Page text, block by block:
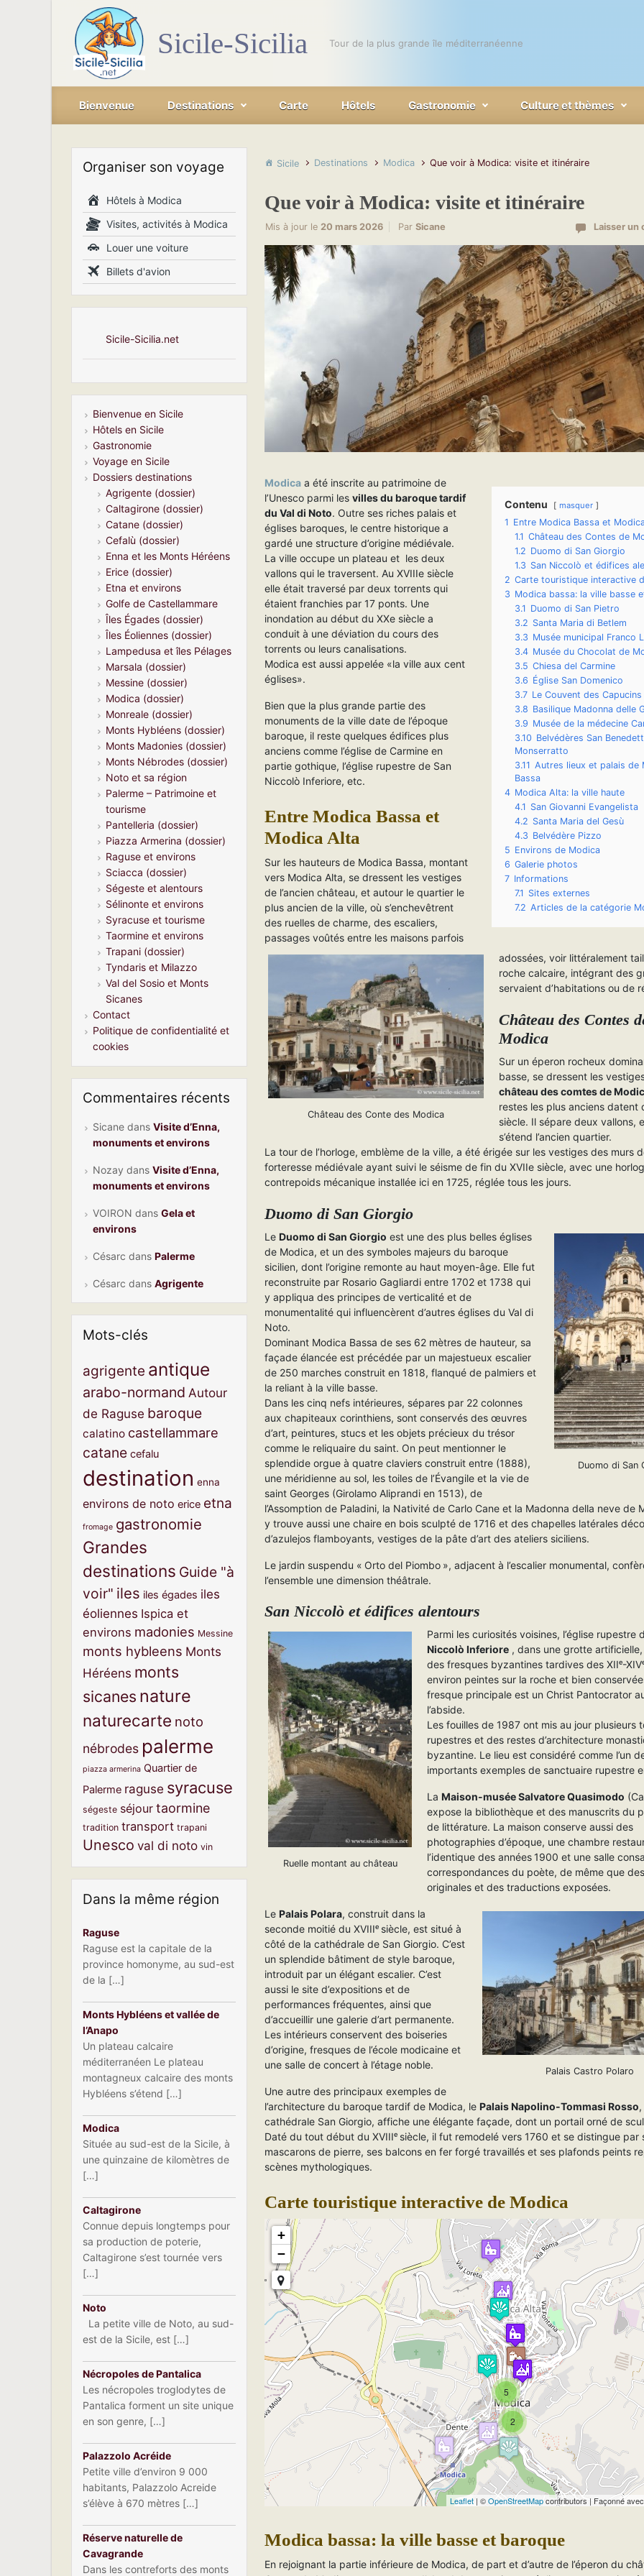
Skip to main content
Sicile-Sicilia Tour de la plus grande île méditerranéenne
Bienvenue Destinations Carte Hôtels Gastronomie Culture et thèmes
Sicile Destinations Modica Que voir à Modica: visite et itinéraire
Que voir à Modica: visite et itinéraire
Mis à jour le20 mars 2026 ParSicane Laisser un
Contenu masquer
1 Entre Modica Bassa et
1.1 Château des Contes de
1.2 Duomo di San Giorgio
1.3 San Niccolò et édifices
2 Carte touristique interactive
3 Modica bassa: la ville basse
3.1 Duomo di San Pietro
3.2 Santa Maria di Betlem
3.3 Musée municipal Franco
3.4 Musée du Chocolat de
3.5 Chiesa del Carmine
3.6 Église San Domenico
3.7 Le Couvent des Capucins
3.8 Basilique Madonna delle
3.9 Musée de la médecine
3.10 Belvédères San
Monserratto
3.11 Autres lieux et palais de
Bassa
4 Modica Alta: la ville haute
4.1 San Giovanni Evangelista
4.2 Santa Maria del Gesù
4.3 Belvédère Pizzo
5 Environs de Modica
6 Galerie photos
7 Informations
7.1 Sites externes
7.2 Articles de la catégorie
Modica a été inscrite au patrimoine de
l’Unesco parmi lesvilles du baroque tardif
du Val di Noto. Outre ses riches palais et
églises baroques, le centre historique a
gardé une structure d’origine médiévale.
La ville occupe un plateau et les deux
vallons qui le traversent. Au XVIIIe siècle
elle était traversé par deux torrents qui
étaient franchies par 17 ponts. Une
inondation au début du XXe siècle a
conduit à une déviation du cours des
torrents ou leurs canalisations.
Modica est aussi appelée «la ville aux cent
églises».
Bien que la plus grande partie des
monuments de la ville date de l’époque
baroque, il reste quelques édifices plus
anciens comme l’église de Carmine en
partie gothique, l’église rupestre de San
Niccolò Inferiore, etc.
Entre Modica Bassa et
Modica Alta
Château des Conte des Modica
Sur les hauteurs de Modica Bassa, montant
vers Modica Alta, se dressent les vestiges
de l’ancien château, et autour le quartier le
plus ancien de la ville, où s’enchevêtrent
des ruelles de charme, des escaliers,
passages voûtés entre les maisons parfois
adossées, voir littéralement
roche calcaire, intégrant des
servaient d’habitations ou de
Château des Contes
Modica
Sur un éperon rocheux
basse, se dressent les
château des comtes de
restes les plus anciens datent
siècle. Il sépare deux vallons,
s’étend l’ancien quartier.
La tour de l’horloge, emblème de la ville, a été érigée sur les vestiges des murs
forteresse médiévale ayant suivi le séisme de fin du XVIIe siècle, avec une
contrepoids mécanique installée ici en 1725, réglée tous les jours.
Duomo di San Giorgio
Duomo di San
LeDuomo di San Giorgio est une des plus belles églises
de Modica, et un des symboles majeurs du baroque
sicilien, dont l’origine remonte au haut moyen-âge. Elle fut
reconstruite par Rosario Gagliardi entre 1702 et 1738 qui
y appliqua des principes de verticalité et de
monumentalité qui influencèrent d’autres églises du Val di
Noto.
Dominant Modica Bassa de ses 62 mètres de hauteur, sa
façade élancée est précédée par un majestueux escalier
de 250 marches construit en 1818, flanqué de palmiers et
la reliant à la ville basse.
Dans les cinq nefs intérieures, sépares par 22 colonnes
aux chapiteaux corinthiens, sont conservés des œuvres
d’art, peintures, stucs et les objets précieux du trésor
comme le reliquaire du saint. On peut mentionner le
splendide orgue à quatre claviers construit entre (1888),
une méridienne au sol, les toiles de l’Évangile et la vie de
saint Georges (Girolamo Aliprandi en 1513), de
l’Assomption de Paladini, la Nativité de Carlo Cane et la Madonna della neve de
y trouve aussi une chaire en bois sculpté de 1716 et des chapelles latérales
d’azulejos flamboyants, vestiges de la pâte d’art des ateliers siciliens.
Le jardin suspendu « Orto del Piombo », adjacent à l’escalier monumental,
l’ensemble une dimension théâtrale.
San Niccolò et édifices alentours
Ruelle montant au château
Parmi les curiosités voisines, l’église rupestre
Niccolò Inferiore , dans une grotte
des fresques byzantines tardives des XIIᵉ-
environ peintes sur la roche et bien
fresque principale est un Christ Pantocrator
l’abside.
Les fouilles de 1987 ont mis au jour plusieurs
rupestres et des restes d’architecture
byzantine. Le lieu est considéré comme l’un
importants exemples de sanctuaire rupestre
LaMaison-musée Salvatore Quasimodo
expose la bibliothèque et des manuscrits du
de littérature. La maison conserve aussi des
photographies d’époque, une chambre
l’identique des années 1900 et une salle
correspondances du poète, de même que
originales et des traductions exposées.
Palais Castro Polaro
LePalais Polara, construit dans la
seconde moitié du XVIIIᵉ siècle, est situé à
côté de la cathédrale de San Giorgio. C’est
un splendide bâtiment de style baroque,
introduit par un élégant escalier. C’est
aussi le site d’expositions et de
performances fréquentes, ainsi que
d’accueillir une galerie d’art permanente.
Les intérieurs conservent des boiseries
d’origine, fresques de l’école modicaine et
une salle de concert à l’étage noble.
Une autre des principaux exemples de
l’architecture du baroque tardif de Modica, lePalais Napolino-Tommasi Rosso
cathédrale San Giorgio, affiche une élégante façade, dont un portail orné de
Daté du tout début du XVIIIᵉ siècle, il fut remodelé vers 1760 et se distingue par
mascarons de pierre, ses balcons en fer forgé travaillés et ses plafonds peints
scènes mythologiques.
Carte touristique interactive de Modica
Travelers' Map is loading...
If you see this after your page is loaded completely,
leafletJS files are missing.
2
5
+
−
Leaflet| ©OpenStreetMapcontributors | Façonné avec
Modica bassa: la ville basse et baroque
En rejoignant la partie inférieure de Modica, de part et d’autre de l’éperon du
Organiser son voyage
Hôtels à Modica
Visites, activités à Modica
Louer une voiture
Billets d'avion
Sicile-Sicilia.net
Bienvenue en Sicile
Hôtels en Sicile
Gastronomie
Voyage en Sicile
Dossiers destinations
Agrigente (dossier)
Caltagirone (dossier)
Catane (dossier)
Cefalù (dossier)
Enna et les Monts Héréens
Erice (dossier)
Etna et environs
Golfe de Castellammare
Îles Égades (dossier)
Îles Éoliennes (dossier)
Lampedusa et îles Pélages
Marsala (dossier)
Messine (dossier)
Modica (dossier)
Monreale (dossier)
Monts Hybléens (dossier)
Monts Madonies (dossier)
Monts Nébrodes (dossier)
Noto et sa région
Palerme – Patrimoine et
tourisme
Pantelleria (dossier)
Piazza Armerina (dossier)
Raguse et environs
Sciacca (dossier)
Ségeste et alentours
Sélinonte et environs
Syracuse et tourisme
Taormine et environs
Trapani (dossier)
Tyndaris et Milazzo
Val del Sosio et Monts
Sicanes
Contact
Politique de confidentialité et
cookies
Commentaires récents
Sicane dansVisite d’Enna,
monuments et environs
Nozay dansVisite d’Enna,
monuments et environs
VOIRON dansGela et
environs
Césarc dansPalerme
Césarc dansAgrigente
Mots-clés
agrigente antique
arabo-normand Autour
de Raguse baroque
calatino castellammare
catane cefalu
destination enna
environs de noto erice etna
fromage gastronomie
Grandes
destinations Guide "à
voir" iles iles égades iles
éoliennes Ispica et
environs madonies Messine
monts hybleens Monts
Héréens monts
sicanes nature
naturecarte noto
nébrodes palerme
piazza armerina Quartier de
Palerme raguse syracuse
ségeste séjour taormine
tradition transport trapani
Unesco val di noto vin
Dans la même région
Raguse
Raguse est la capitale de la
province homonyme, au sud-est
de la […]
Monts Hybléens et vallée de
l’Anapo
Un plateau calcaire
méditerranéen Le plateau
montagneux calcaire des monts
Hybléens s’étend […]
Modica
Située au sud-est de la Sicile, à
une quinzaine de kilomètres de
[…]
Caltagirone
Connue depuis longtemps pour
sa production de poterie,
Caltagirone s’est tournée vers
[…]
Noto
La petite ville de Noto, au sud-
est de la Sicile, est […]
Nécropoles de Pantalica
Les nécropoles troglodytes de
Pantalica forment un site unique
en son genre, […]
Palazzolo Acréide
Petite ville d’environ 9 000
habitants, Palazzolo Acreide
s’élève à 670 mètres […]
Réserve naturelle de
Cavagrande
Dans les contreforts des monts